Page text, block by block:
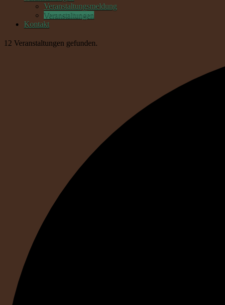
Veranstaltungsmeldung
Veranstaltungen
Kontakt
12 Veranstaltungen gefunden.